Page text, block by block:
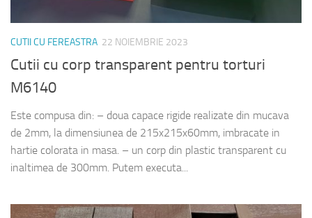
CUTII CU FEREASTRA 22 NOIEMBRIE 2023
Cutii cu corp transparent pentru torturi
M6140
Este compusa din: – doua capace rigide realizate din mucava
de 2mm, la dimensiunea de 215x215x60mm, imbracate in
hartie colorata in masa. – un corp din plastic transparent cu
inaltimea de 300mm. Putem executa...